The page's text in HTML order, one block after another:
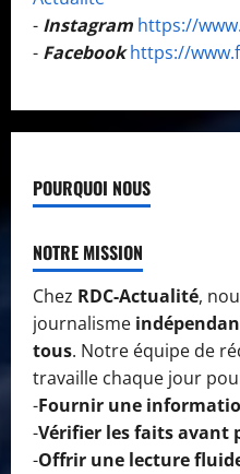
- Instagram https://
- Facebook https://
POURQUOI NOUS
NOTRE MISSION
Chez RDC-Actualité,
journalisme
tous. Notre équipe de
travaille chaque jour
-Fournir une
-Vérifier les faits avant
-Offrir une lecture